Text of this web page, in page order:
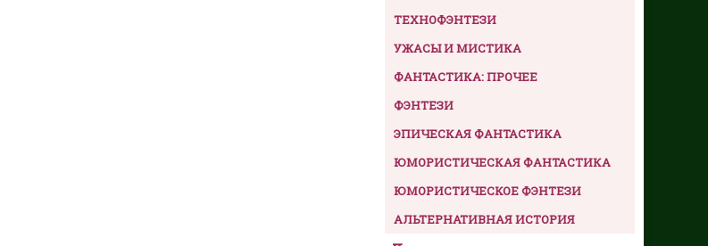
ТЕХНОФЭНТЕЗИ
УЖАСЫ И МИСТИКА
ФАНТАСТИКА: ПРОЧЕЕ
ФЭНТЕЗИ
ЭПИЧЕСКАЯ ФАНТАСТИКА
ЮМОРИСТИЧЕСКАЯ ФАНТАСТИКА
ЮМОРИСТИЧЕСКОЕ ФЭНТЕЗИ
АЛЬТЕРНАТИВНАЯ ИСТОРИЯ